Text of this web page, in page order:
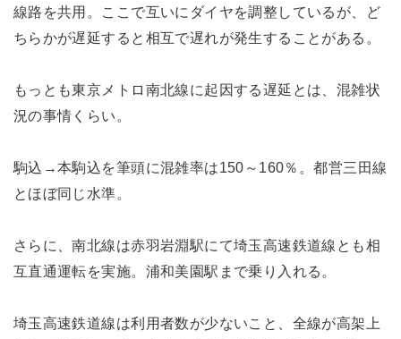
線路を共用。ここで互いにダイヤを調整しているが、ど
ちらかが遅延すると相互で遅れが発生することがある。
もっとも東京メトロ南北線に起因する遅延とは、混雑状
況の事情くらい。
駒込→本駒込を筆頭に混雑率は150～160％。都営三田線
とほぼ同じ水準。
さらに、南北線は赤羽岩淵駅にて埼玉高速鉄道線とも相
互直通運転を実施。浦和美園駅まで乗り入れる。
埼玉高速鉄道線は利用者数が少ないこと、全線が高架上